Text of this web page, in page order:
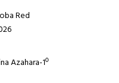
Red
Azahara-1º